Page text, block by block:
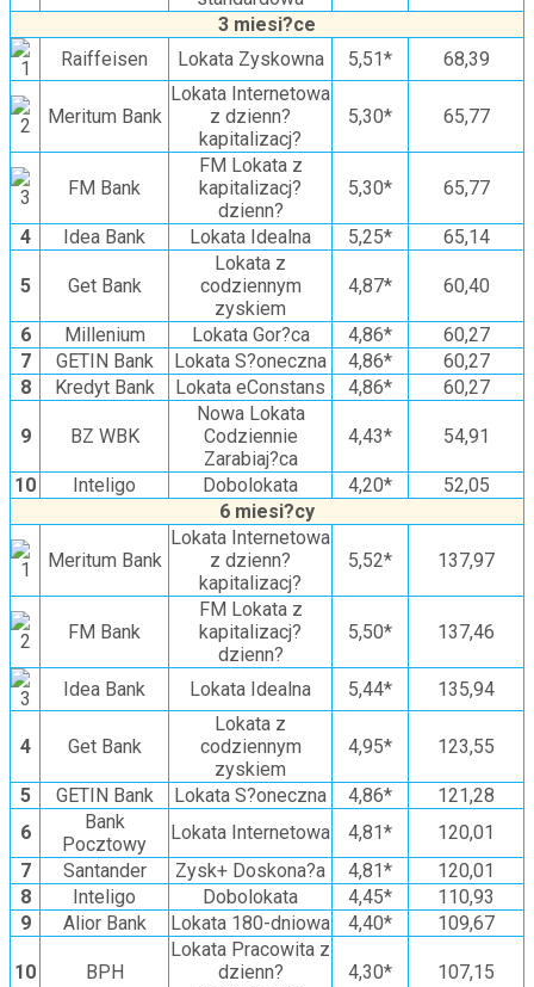
3 miesi?ce
Raiffeisen
Lokata Zyskowna 5,51* 68,39
Meritum Bank
Lokata Internetowa
z dzienn?
kapitalizacj?
5,30* 65,77
FM Bank
FM Lokata z
kapitalizacj?
dzienn?
5,30* 65,77
4 Idea Bank Lokata Idealna 5,25* 65,14
5 Get Bank
Lokata z
codziennym
zyskiem
4,87* 60,40
6 Millenium Lokata Gor?ca 4,86*
60,27
7
GETIN Bank Lokata S?oneczna 4,86*
60,27
8
Kredyt Bank Lokata eConstans 4,86* 60,27
9 BZ WBK
Nowa Lokata
Codziennie
Zarabiaj?ca
4,43* 54,91
10 Inteligo Dobolokata 4,20*
52,05
6 miesi?cy
Meritum Bank
Lokata Internetowa
z dzienn?
kapitalizacj?
5,52* 137,97
FM Bank
FM Lokata z
kapitalizacj?
dzienn?
5,50* 137,46
Idea Bank Lokata Idealna 5,44* 135,94
4 Get Bank
Lokata z
codziennym
zyskiem
4,95* 123,55
5 GETIN Bank Lokata S?oneczna 4,86*
121,28
6
Bank
Pocztowy
Lokata Internetowa 4,81*
120,01
7
Santander Zysk+ Doskona?a 4,81*
120,01
8
Inteligo Dobolokata 4,45*
110,93
9
Alior Bank Lokata 180-dniowa 4,40* 109,67
10 BPH
Lokata Pracowita z
dzienn?
4,30* 107,15